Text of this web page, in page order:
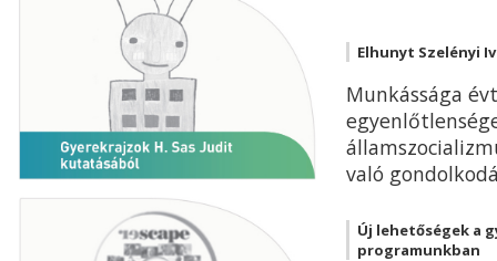
Elhunyt Szelényi
Munkássága
való
Új lehetőségek a
programunkban